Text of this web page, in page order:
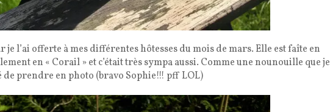
je l’ai offerte à mes différentes hôtesses du mois de mars. Elle est faîte en
en « Corail » et c’était très sympa aussi. Comme une nounouille que je
de prendre en photo (bravo Sophie!!! pff LOL)